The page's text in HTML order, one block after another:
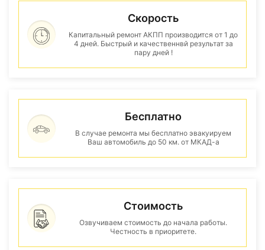
Скорость
Капитальный ремонт АКПП производится от 1 до
4 дней. Быстрый и качественнвй результат за
пару дней !
Бесплатно
В случае ремонта мы бесплатно эвакуируем
Ваш автомобиль до 50 км. от МКАД-а
Стоимость
Озвучиваем стоимость до начала работы.
Честность в приоритете.